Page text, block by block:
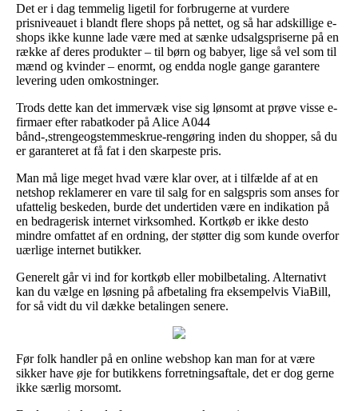
Det er i dag temmelig ligetil for forbrugerne at vurdere
prisniveauet i blandt flere shops på nettet, og så har adskillige e-
shops ikke kunne lade være med at sænke udsalgspriserne på en
række af deres produkter – til børn og babyer, lige så vel som til
mænd og kvinder – enormt, og endda nogle gange garantere
levering uden omkostninger.
Trods dette kan det immervæk vise sig lønsomt at prøve visse e-
firmaer efter rabatkoder på Alice A044
bånd-,strengeogstemmeskrue-rengøring inden du shopper, så du
er garanteret at få fat i den skarpeste pris.
Man må lige meget hvad være klar over, at i tilfælde af at en
netshop reklamerer en vare til salg for en salgspris som anses for
ufattelig beskeden, burde det undertiden være en indikation på
en bedragerisk internet virksomhed. Kortkøb er ikke desto
mindre omfattet af en ordning, der støtter dig som kunde overfor
uærlige internet butikker.
Generelt går vi ind for kortkøb eller mobilbetaling. Alternativt
kan du vælge en løsning på afbetaling fra eksempelvis ViaBill,
for så vidt du vil dække betalingen senere.
Før folk handler på en online webshop kan man for at være
sikker have øje for butikkens forretningsaftale, det er dog gerne
ikke særlig morsomt.